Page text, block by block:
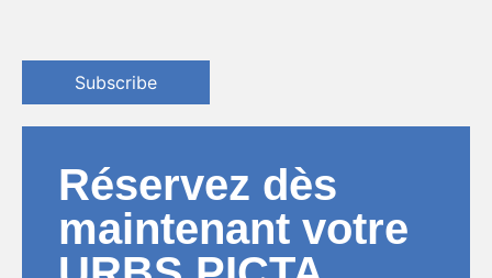
Subscribe
Réservez dès
maintenant votre